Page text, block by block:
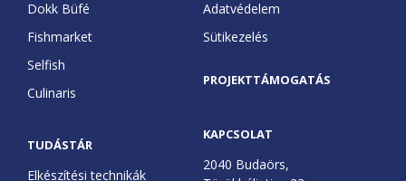
Fishmarket
Élelmiszer labor
Elkészítési technikák
Receptek
Tudnivalók, tippek
Dokk Büfé
Fishmarket
Selfish
Culinaris
TUDÁSTÁR
Elkészítési technikák
Adatvédelem
Sütikezelés
PROJEKTTÁMOGATÁS
KAPCSOLAT
2040 Budaörs,